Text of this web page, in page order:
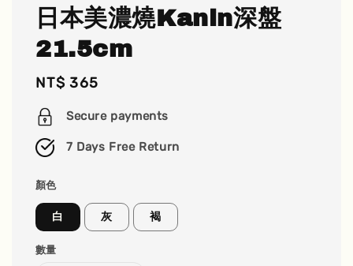
日本美濃燒Kanin深盤
21.5cm
Regular
price
NT$ 365
Secure payments
7 Days Free Return
顏色
白 灰 褐
數量